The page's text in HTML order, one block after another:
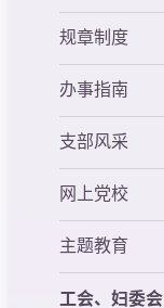
规章制度
办事指南
支部风采
网上党校
主题教育
工会、妇委会